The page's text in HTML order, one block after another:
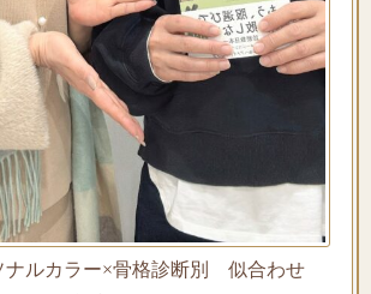
ナルカラー×骨格診断別 似合わせ